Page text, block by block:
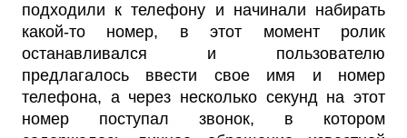
подходили к телефону и начинали набирать
какой-то номер, в этот момент ролик
останавливался и пользователю
предлагалось ввести свое имя и номер
телефона, а через несколько секунд на этот
номер поступал звонок, в котором